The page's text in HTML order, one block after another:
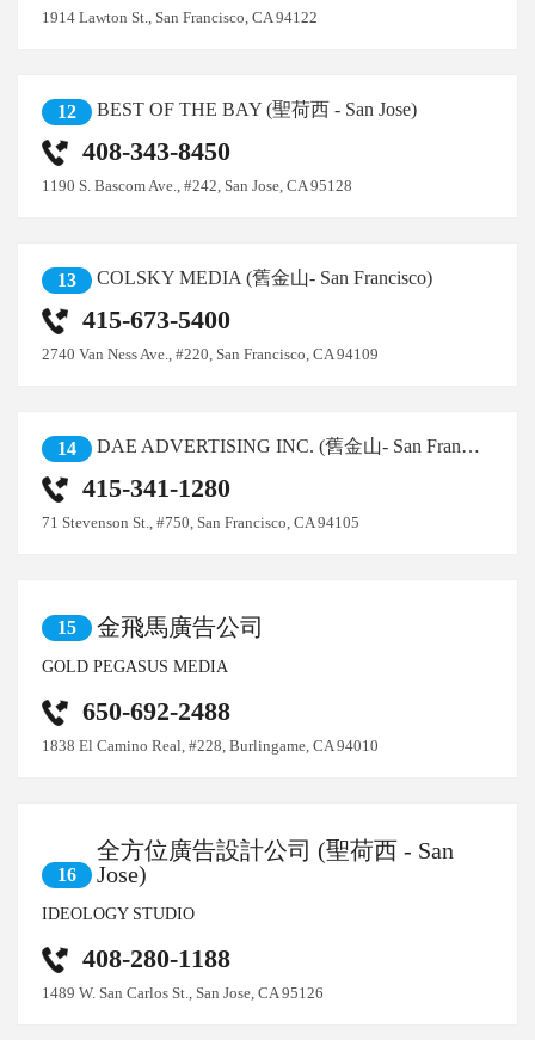
1914 Lawton St., San Francisco, CA 94122
12 BEST OF THE BAY (聖荷西 - San Jose)
408-343-8450
1190 S. Bascom Ave., #242, San Jose, CA 95128
13 COLSKY MEDIA (舊金山- San Francisco)
415-673-5400
2740 Van Ness Ave., #220, San Francisco, CA 94109
14 DAE ADVERTISING INC. (舊金山- San Francisco)
415-341-1280
71 Stevenson St., #750, San Francisco, CA 94105
15 金飛馬廣告公司
GOLD PEGASUS MEDIA
650-692-2488
1838 El Camino Real, #228, Burlingame, CA 94010
16
全方位廣告設計公司 (聖荷西 - San
Jose)
IDEOLOGY STUDIO
408-280-1188
1489 W. San Carlos St., San Jose, CA 95126